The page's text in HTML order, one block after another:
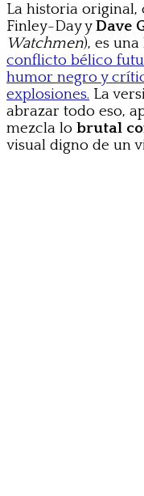
La historia original,
Finley-Day yDave
Watchmen), es
conflicto bélico
humor negro y
explosiones. La
abrazar todo eso,
mezcla lo brutal
visual digno de un